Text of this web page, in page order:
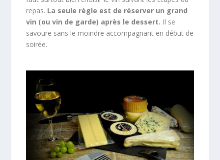
repas. La seule règle est de réserver un grand
vin (ou vin de garde) après le dessert. Il se
savoure sans le moindre accompagnant en début de
soirée.